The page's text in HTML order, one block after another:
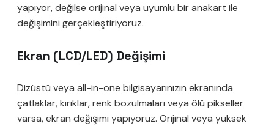
yapıyor, değilse orijinal veya uyumlu bir anakart ile
değişimini gerçekleştiriyoruz.
Ekran (LCD/LED) Değişimi
Dizüstü veya all-in-one bilgisayarınızın ekranında
çatlaklar, kırıklar, renk bozulmaları veya ölü pikseller
varsa, ekran değişimi yapıyoruz. Orijinal veya yüksek